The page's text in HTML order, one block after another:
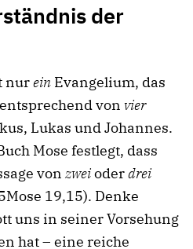
der
nurein Evangelium, das
von vier
Lukas und Johannes.
Mose festlegt, dass
von zweioderdrei
19,15). Denke
uns in seiner Vorsehung
hat – eine reiche